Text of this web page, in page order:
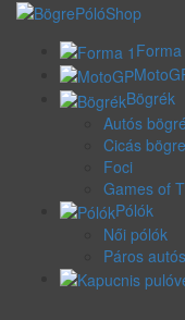
Forma
Bögrék
Autós
Cicás bögre
Foci
Games of
Pólók
Női pólók
Páros